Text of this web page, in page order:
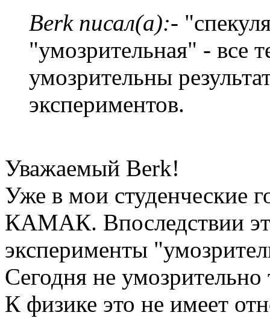
Berk писал(а):-
"умозрительная" - все
умозрительны
экспериментов.
Уважаемый Berk!
Уже в мои студенческие
КАМАК. Впоследствии
эксперименты
Сегодня не умозрительно
К физике это не имеет